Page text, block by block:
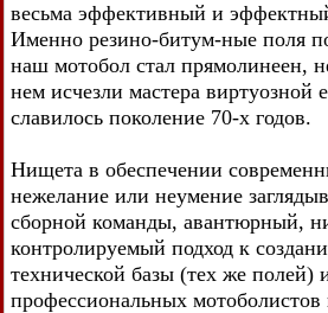
весьма эффективный и
Именно резино-битум-ные поля
наш мотобол стал прямолинеен,
нем исчезли мастера виртуозной
славилось поколение 70-х годов.
Нищета в обеспечении
нежелание или неумение
сборной команды, авантюрный,
контролируемый подход к
технической базы (тех же полей)
профессиональных